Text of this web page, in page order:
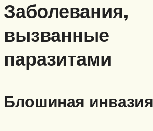
Заболевания,
вызванные
паразитами
Блошиная инвазия